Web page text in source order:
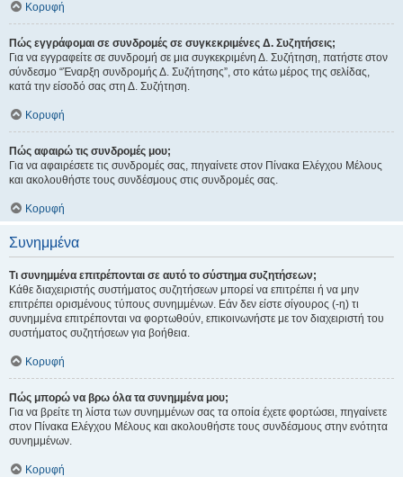
Κορυφή
Πώς εγγράφομαι σε συνδρομές σε συγκεκριμένες Δ. Συζητήσεις;
Για να εγγραφείτε σε συνδρομή σε μια συγκεκριμένη Δ. Συζήτηση, πατήστε στον
σύνδεσμο “Έναρξη συνδρομής Δ. Συζήτησης”, στο κάτω μέρος της σελίδας,
κατά την είσοδό σας στη Δ. Συζήτηση.
Κορυφή
Πώς αφαιρώ τις συνδρομές μου;
Για να αφαιρέσετε τις συνδρομές σας, πηγαίνετε στον Πίνακα Ελέγχου Μέλους
και ακολουθήστε τους συνδέσμους στις συνδρομές σας.
Κορυφή
Συνημμένα
Τι συνημμένα επιτρέπονται σε αυτό το σύστημα συζητήσεων;
Κάθε διαχειριστής συστήματος συζητήσεων μπορεί να επιτρέπει ή να μην
επιτρέπει ορισμένους τύπους συνημμένων. Εάν δεν είστε σίγουρος (-η) τι
συνημμένα επιτρέπονται να φορτωθούν, επικοινωνήστε με τον διαχειριστή του
συστήματος συζητήσεων για βοήθεια.
Κορυφή
Πώς μπορώ να βρω όλα τα συνημμένα μου;
Για να βρείτε τη λίστα των συνημμένων σας τα οποία έχετε φορτώσει, πηγαίνετε
στον Πίνακα Ελέγχου Μέλους και ακολουθήστε τους συνδέσμους στην ενότητα
συνημμένων.
Κορυφή